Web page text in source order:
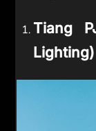
Tiang
Lighting)